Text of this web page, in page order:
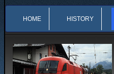
HOME HISTORY